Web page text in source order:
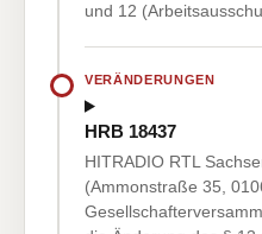
und 12
VERÄNDERUNGEN
HRB 18437
HITRADIO RTL
(Ammonstraße 35,